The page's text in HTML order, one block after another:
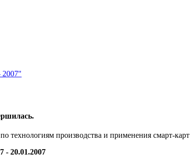
2007"
технологиям производства и применения смарт-карт
- 20.01.2007